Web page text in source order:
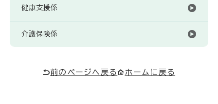
健康支援係
介護保険係
前のページへ戻る ホームに戻る